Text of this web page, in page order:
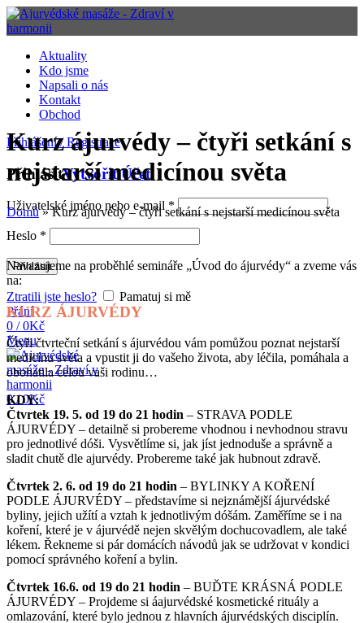
Aktuality
Kdo jsme
Napsali o nás
Kontakt
Obchod
Přihlášení / Registrace
PřihlásitVytvořit Účet
Uživatelské jméno nebo e-mail *
Heslo *
Přihlásit
Ztratili jste heslo?
Pamatuj si mě
Přání
0 / 0Kč
Menu
0/ 0Kč
Kurz ájurvédy – čtyři setkání s
nejstarší medicínou světa
Domů»Kurz ájurvédy – čtyři setkání s nejstarší medicínou světa
Navazujeme na proběhlé semináře „Úvod do ájurvédy“ a zveme vás
na:
KURZ ÁJURVÉDY
Čtyři čtvrteční setkání s ájurvédou vám pomůžou poznat nejstarší
medicínu světa a vpustit ji do vašeho života, aby léčila, pomáhala a
obohatila celou vaši rodinu…
KDY:
Čtvrtek 19. 5. od 19 do 21 hodin – STRAVA PODLE
ÁJURVÉDY – detailně si probereme vhodnou i nevhodnou stravu
pro jednotlivé dóši. Vysvětlíme si, jak jíst jednoduše a správně a
sladit chutě dle ajurvédy. Probereme také jak hubnout zdravě.
Čtvrtek 2. 6. od 19 do 21 hodin – BYLINKY A KOŘENÍ
PODLE ÁJURVÉDY – představíme si nejznámější ájurvédské
byliny, jejich užítí a vztah k jednotlivým dóšám. Zaměříme se i na
koření, které je v ájurvédě nejen skvělým dochucovadlem, ale také
lékem. Řekneme si pár domácích návodů jak se udržovat v kondici
pomocí správného koření a bylin.
Čtvrtek 16.6. od 19 do 21 hodin – BUĎTE KRÁSNÁ PODLE
ÁJURVÉDY – Projdeme si áajurvédské kosmetické rituály a
omlazování, které bylo jednou z hlavních ájurvédských disciplín.